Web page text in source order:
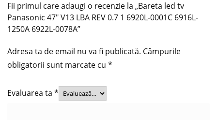
Fii primul care adaugi o recenzie la „Bareta led tv
Panasonic 47″ V13 LBA REV 0.7 1 6920L-0001C 6916L-
1250A 6922L-0078A”
Adresa ta de email nu va fi publicată. Câmpurile
obligatorii sunt marcate cu *
Evaluarea ta *